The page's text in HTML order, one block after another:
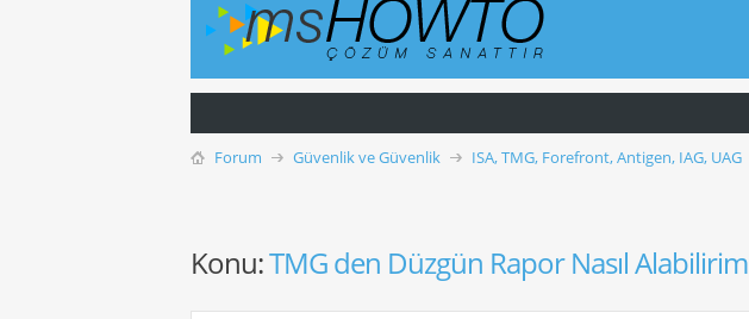
Forum Güvenlik ve Güvenlik ISA, TMG, Forefront, Antigen, IAG, UAG
Konu:TMG den Düzgün Rapor Nasıl Alabilirim